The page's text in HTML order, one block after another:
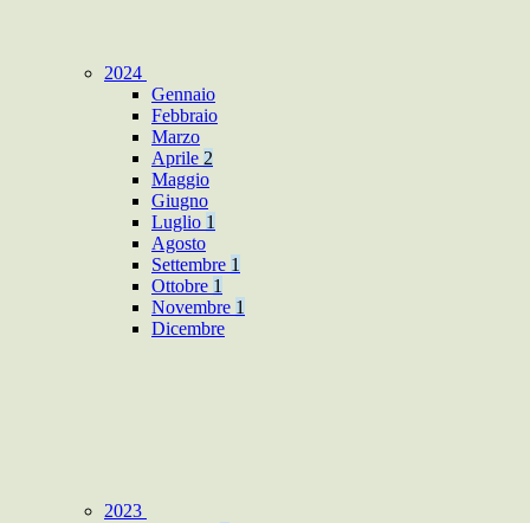
2024
Gennaio
Febbraio
Marzo
Aprile 2
Maggio
Giugno
Luglio 1
Agosto
Settembre 1
Ottobre 1
Novembre 1
Dicembre
2023